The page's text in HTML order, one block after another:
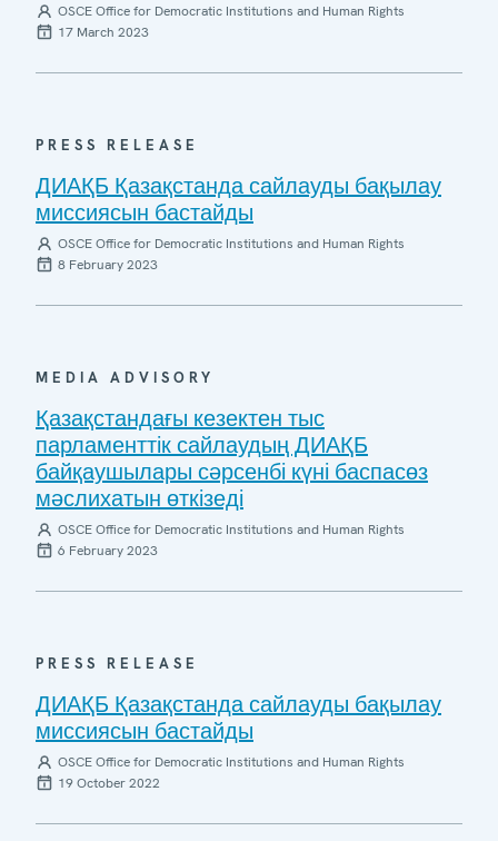
OSCE Office for Democratic Institutions and Human Rights
17 March 2023
PRESS RELEASE
ДИАҚБ Қазақстанда сайлауды бақылау
миссиясын бастайды
OSCE Office for Democratic Institutions and Human Rights
8 February 2023
MEDIA ADVISORY
Қазақстандағы кезектен тыс
парламенттік сайлаудың ДИАҚБ
байқаушылары сәрсенбі күні баспасөз
мәслихатын өткізеді
OSCE Office for Democratic Institutions and Human Rights
6 February 2023
PRESS RELEASE
ДИАҚБ Қазақстанда сайлауды бақылау
миссиясын бастайды
OSCE Office for Democratic Institutions and Human Rights
19 October 2022